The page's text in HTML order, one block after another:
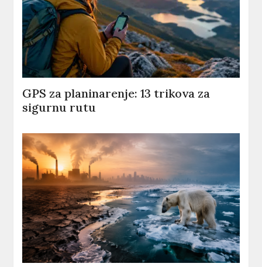
GPS za planinarenje: 13 trikova za
sigurnu rutu